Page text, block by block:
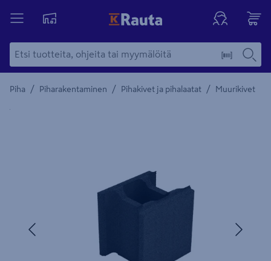
Piha / Piharakentaminen / Pihakivet ja pihalaatat / Muurikivet
Yksityiskohtainen kuvaus löytyy Tuotteen kuvaus -